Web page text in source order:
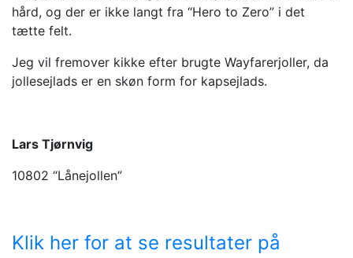
hård, og der er ikke langt fra “Hero to Zero” i det
tætte felt.
Jeg vil fremover kikke efter brugte Wayfarerjoller, da
jollesejlads er en skøn form for kapsejlads.
Lars Tjørnvig
10802 “Lånejollen”
Klik her for at se resultater på